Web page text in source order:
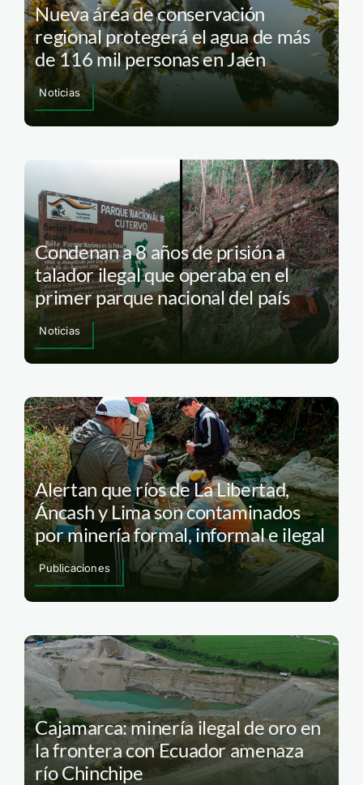
Nueva área de conservación
regional protegerá el agua de más
de 116 mil personas en Jaén
Noticias
Condenan a 8 años de prisión a
talador ilegal que operaba en el
primer parque nacional del país
Noticias
Alertan que ríos de La Libertad,
Áncash y Lima son contaminados
por minería formal, informal e ilegal
Publicaciones
Cajamarca: minería ilegal de oro en
la frontera con Ecuador amenaza
río Chinchipe